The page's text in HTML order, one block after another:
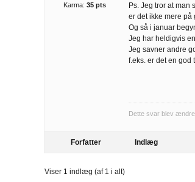
Karma: 35 pts
Ps. Jeg tror at man
er det ikke mere på
Og så i januar
Jeg har heldigvis
Jeg savner andre
f.eks. er det en god
Dette svar blev
Forfatter Indlæg
Viser 1 indlæg (af 1 i alt)